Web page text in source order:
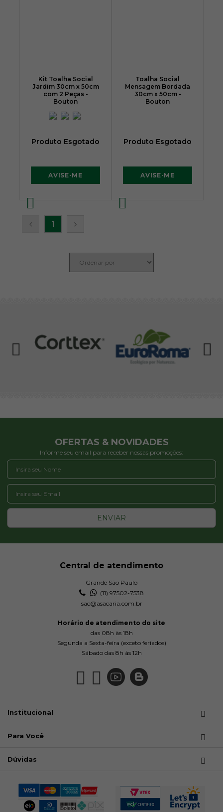
Kit Toalha Social
Jardim 30cm x 50cm
com 2 Peças -
Bouton
Produto Esgotado
AVISE-ME
Toalha Social
Mensagem Bordada
30cm x 50cm -
Bouton
Produto Esgotado
AVISE-ME
1
OFERTAS & NOVIDADES
Informe seu email para receber nossas promoções:
ENVIAR
Central de atendimento
Grande São Paulo
(11) 97502-7538
sac@asacaria.com.br
Horário de atendimento do site
das 08h às 18h
Segunda a Sexta-feira (exceto feriados)
Sábado das 8h às 12h
Institucional
Para Você
Dúvidas